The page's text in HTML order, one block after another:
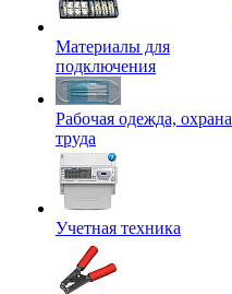
Материалы для
подключения
Рабочая одежда, охрана
труда
Учетная техника